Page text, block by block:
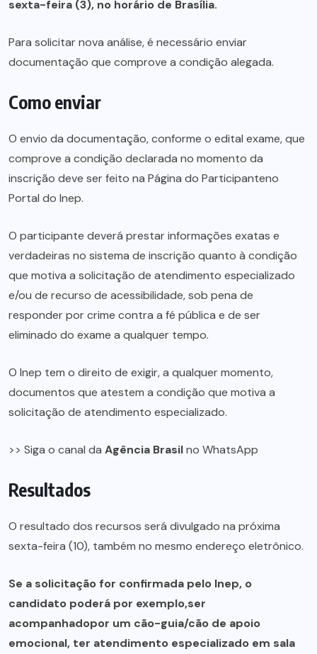
sexta-feira (3), no horário de Brasília.
Para solicitar nova análise, é necessário enviar
documentação que comprove a condição alegada.
Como enviar
O envio da documentação, conforme o edital exame, que
comprove a condição declarada no momento da
inscrição deve ser feito na Página do Participanteno
Portal do Inep.
O participante deverá prestar informações exatas e
verdadeiras no sistema de inscrição quanto à condição
que motiva a solicitação de atendimento especializado
e/ou de recurso de acessibilidade, sob pena de
responder por crime contra a fé pública e de ser
eliminado do exame a qualquer tempo.
O Inep tem o direito de exigir, a qualquer momento,
documentos que atestem a condição que motiva a
solicitação de atendimento especializado.
>> Siga o canal da Agência Brasilno WhatsApp
Resultados
O resultado dos recursos será divulgado na próxima
sexta-feira (10), também no mesmo endereço eletrônico.
Se a solicitação for confirmada pelo Inep, o
candidato poderá por exemplo,ser
acompanhadopor um cão-guia/cão de apoio
emocional, ter atendimento especializado em sala